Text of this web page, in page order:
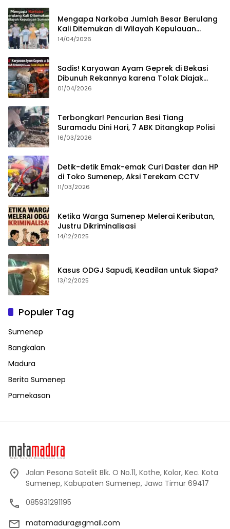
Mengapa Narkoba Jumlah Besar Berulang
Kali Ditemukan di Wilayah Kepulauan
Sumenep?
14/04/2026
Sadis! Karyawan Ayam Geprek di Bekasi
Dibunuh Rekannya karena Tolak Diajak
Merampok Majikan
01/04/2026
Terbongkar! Pencurian Besi Tiang
Suramadu Dini Hari, 7 ABK Ditangkap Polisi
16/03/2026
Detik-detik Emak-emak Curi Daster dan HP
di Toko Sumenep, Aksi Terekam CCTV
11/03/2026
Ketika Warga Sumenep Melerai Keributan,
Justru Dikriminalisasi
14/12/2025
Kasus ODGJ Sapudi, Keadilan untuk Siapa?
13/12/2025
Populer Tag
Sumenep
Bangkalan
Madura
Berita Sumenep
Pamekasan
Jalan Pesona Satelit Blk. O No.11, Kothe, Kolor, Kec. Kota
Sumenep, Kabupaten Sumenep, Jawa Timur 69417
085931291195
matamadura@gmail.com